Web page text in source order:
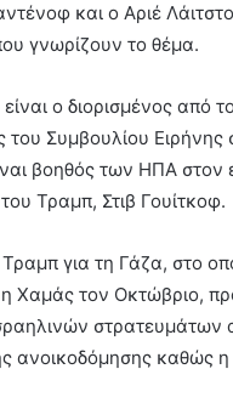
και ο Αριέ
γνωρίζουν το θέμα.
ο διορισμένος από
του Συμβουλίου Ειρήνης
βοηθός των ΗΠΑ στον
Τραμπ, Στιβ Γουίτκοφ.
Τραμπ για τη Γάζα, στο
Χαμάς τον Οκτώβριο,
στρατευμάτων
ανοικοδόμησης καθώς